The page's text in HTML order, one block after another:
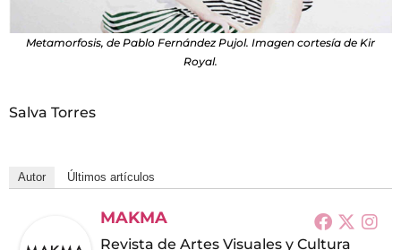
Metamorfosis, de Pablo Fernández Pujol. Imagen cortesía de Kir
Royal.
Salva Torres
Autor Últimos artículos
MAKMA
Revista de Artes Visuales y Cultura